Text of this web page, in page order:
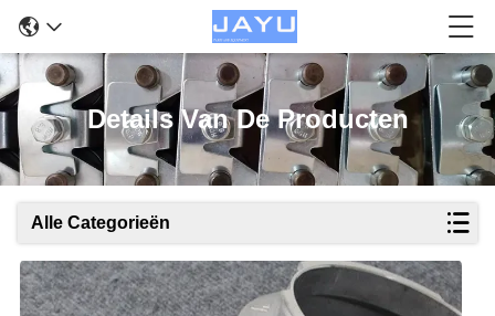
Details Van De Producten
Alle Categorieën